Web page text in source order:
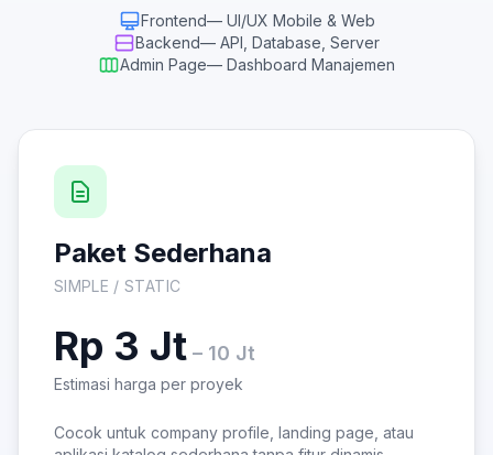
Frontend— UI/UX Mobile & Web
Backend— API, Database, Server
Admin Page— Dashboard Manajemen
Paket Sederhana
SIMPLE / STATIC
Rp 3 Jt – 10 Jt
Estimasi harga per proyek
Cocok untuk company profile, landing page, atau